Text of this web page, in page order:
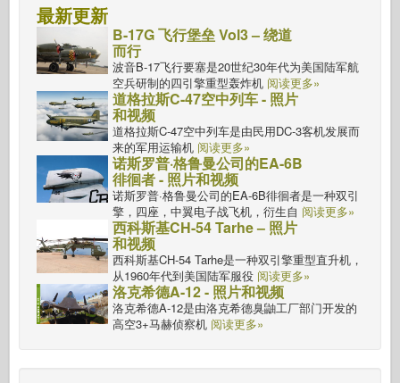
最新更新
B-17G 飞行堡垒 Vol3 – 绕道
而行
波音B-17飞行要塞是20世纪30年代为美国陆军航
空兵研制的四引擎重型轰炸机 阅读更多»
道格拉斯C-47空中列车 - 照片
和视频
道格拉斯C-47空中列车是由民用DC-3客机发展而
来的军用运输机 阅读更多»
诺斯罗普·格鲁曼公司的EA-6B
徘徊者 - 照片和视频
诺斯罗普·格鲁曼公司的EA-6B徘徊者是一种双引
擎，四座，中翼电子战飞机，衍生自 阅读更多»
西科斯基CH-54 Tarhe – 照片
和视频
西科斯基CH-54 Tarhe是一种双引擎重型直升机，
从1960年代到美国陆军服役 阅读更多»
洛克希德A-12 - 照片和视频
洛克希德A-12是由洛克希德臭鼬工厂部门开发的
高空3+马赫侦察机 阅读更多»